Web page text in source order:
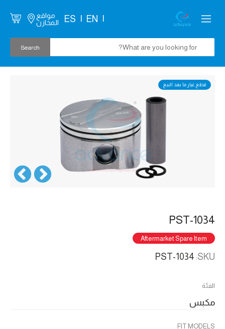
EN
ES
مواقع
المخازن
قطع غيار ما بعد البيع
PST-1034
Aftermarket Spare Item
SKU:
الفئة
مكبس
FIT MODELS